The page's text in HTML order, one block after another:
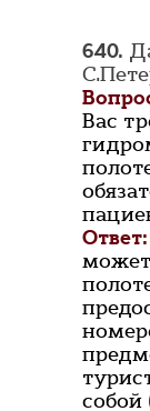
640.
Вас
Ответ: